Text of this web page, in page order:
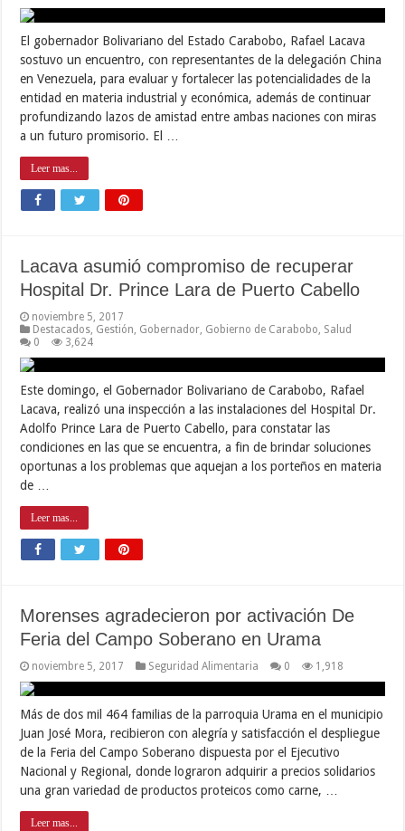
El gobernador Bolivariano del Estado Carabobo, Rafael Lacava
sostuvo un encuentro, con representantes de la delegación China
en Venezuela, para evaluar y fortalecer las potencialidades de la
entidad en materia industrial y económica, además de continuar
profundizando lazos de amistad entre ambas naciones con miras
a un futuro promisorio. El …
Leer mas...
Lacava asumió compromiso de recuperar
Hospital Dr. Prince Lara de Puerto Cabello
noviembre 5, 2017
Destacados Gestión Gobernador Gobierno de Carabobo Salud
0
3,624
Este domingo, el Gobernador Bolivariano de Carabobo, Rafael
Lacava, realizó una inspección a las instalaciones del Hospital Dr.
Adolfo Prince Lara de Puerto Cabello, para constatar las
condiciones en las que se encuentra, a fin de brindar soluciones
oportunas a los problemas que aquejan a los porteños en materia
de …
Leer mas...
Morenses agradecieron por activación De
Feria del Campo Soberano en Urama
noviembre 5, 2017 Seguridad Alimentaria 0 1,918
Más de dos mil 464 familias de la parroquia Urama en el municipio
Juan José Mora, recibieron con alegría y satisfacción el despliegue
de la Feria del Campo Soberano dispuesta por el Ejecutivo
Nacional y Regional, donde lograron adquirir a precios solidarios
una gran variedad de productos proteicos como carne, …
Leer mas...